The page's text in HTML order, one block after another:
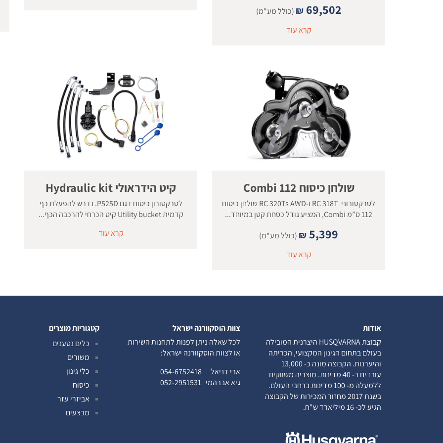
₪ 69,502
(כולל מע"מ)
קרא עוד
שולחן כיסוח 112 Combi
לטרקטורוני RC 318T ו-RC 320Ts AWD שולחן כיסוח
112 ס”מ Combi, המציע גודל כסחת קטן במיוחד...
₪5,399
(כולל מע"מ)
קרא עוד
קיט הידראולי Hydraulic kit
לטרקטורון כיסוח דגם P525D. נדרש להפעלת כף
קדמית Utility bucket קיט הכרחי להרכבה הכף...
קרא עוד
אודות
קבוצת HUSQVARNA היצרנית המובילה
בעולם בתחום הגינון המקצועי, הכריתה
והיערנות. הקבוצה מונה כ- 13,000
עובדים ב- 40 מדינות. מוצריה משווקים
ללמעלה מ- 100 מדינות ברחבי העולם.
בשנת 2017 מחזור המכירות של הקבוצה
הגיע לכ- 16 מיליארד ש"ח.
צוות הוסקוורנה ישראל
לכל שאלה ניתן לפנות לתחנות השירות
או לצוות הוסקוורנה ישראל:
אבי דניאל 054-6752418
גיא אברהמי 052-2951531
קטגוריות מוצרים
כלים נטענים
משורים
כלי גינון
כיסוח
אביזרי עזר
מבצעים